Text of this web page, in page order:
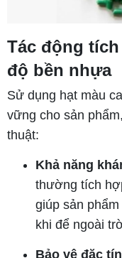
Tác động
độ bền nhựa
Sử dụng hạt màu
vững cho sản
thuật:
Khả năng
thường tích
giúp sản
khi để ngoài
Bảo vệ đặc